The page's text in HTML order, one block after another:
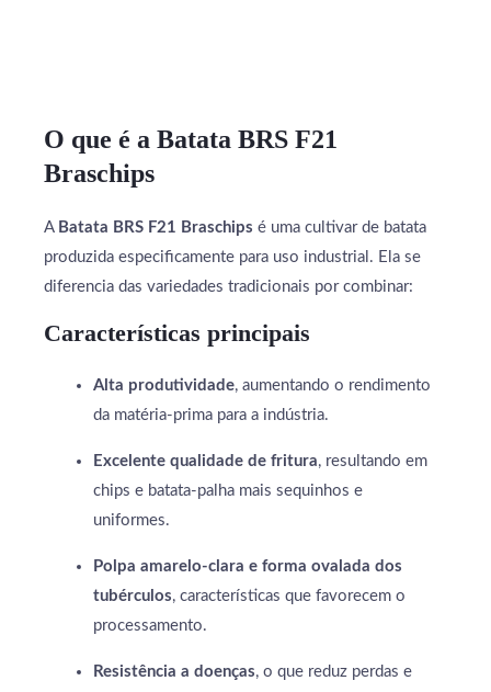
O que é a Batata BRS F21
Braschips
A Batata BRS F21 Braschips é uma cultivar de batata
produzida especificamente para uso industrial. Ela se
diferencia das variedades tradicionais por combinar:
Características principais
Alta produtividade, aumentando o rendimento
da matéria-prima para a indústria.
Excelente qualidade de fritura, resultando em
chips e batata-palha mais sequinhos e
uniformes.
Polpa amarelo-clara e forma ovalada dos
tubérculos, características que favorecem o
processamento.
Resistência a doenças, o que reduz perdas e